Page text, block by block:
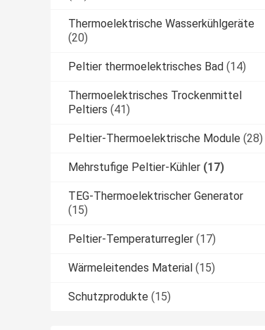
Thermoelektrische Wasserkühlgeräte
(20)
Peltier thermoelektrisches Bad (14)
Thermoelektrisches Trockenmittel
Peltiers (41)
Peltier-Thermoelektrische Module (28)
Mehrstufige Peltier-Kühler (17)
TEG-Thermoelektrischer Generator
(15)
Peltier-Temperaturregler (17)
Wärmeleitendes Material (15)
Schutzprodukte (15)